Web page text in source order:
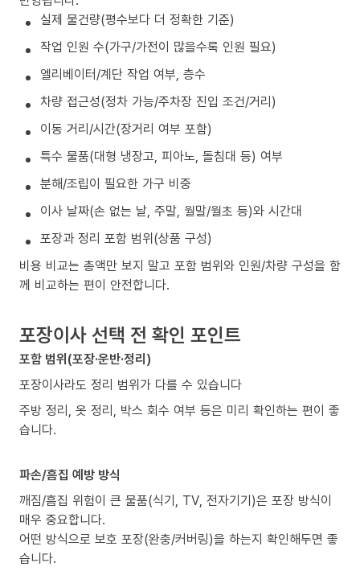
실제 물건량(평수보다 더 정확한 기준)
작업 인원 수(가구/가전이 많을수록 인원 필요)
엘리베이터/계단 작업 여부, 층수
차량 접근성(정차 가능/주차장 진입 조건/거리)
이동 거리/시간(장거리 여부 포함)
특수 물품(대형 냉장고, 피아노, 돌침대 등) 여부
분해/조립이 필요한 가구 비중
이사 날짜(손 없는 날, 주말, 월말/월초 등)와 시간대
포장과 정리 포함 범위(상품 구성)
비용 비교는 총액만 보지 말고 포함 범위와 인원/차량 구성을 함
께 비교하는 편이 안전합니다.
포장이사 선택 전 확인 포인트
포함 범위(포장·운반·정리)
포장이사라도 정리 범위가 다를 수 있습니다
주방 정리, 옷 정리, 박스 회수 여부 등은 미리 확인하는 편이 좋
습니다.
파손/흠집 예방 방식
깨짐/흠집 위험이 큰 물품(식기, TV, 전자기기)은 포장 방식이
매우 중요합니다.
어떤 방식으로 보호 포장(완충/커버링)을 하는지 확인해두면 좋
습니다.